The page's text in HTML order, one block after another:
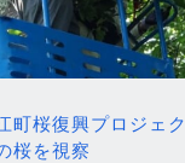
町桜復興プロジェ
桜を視察